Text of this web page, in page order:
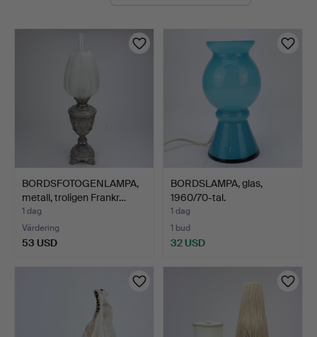
BORDSFOTOGENLAMPA,
metall, troligen Frankr…
1 dag
Värdering
53 USD
BORDSLAMPA, glas,
1960/70-tal.
1 dag
1 bud
32 USD